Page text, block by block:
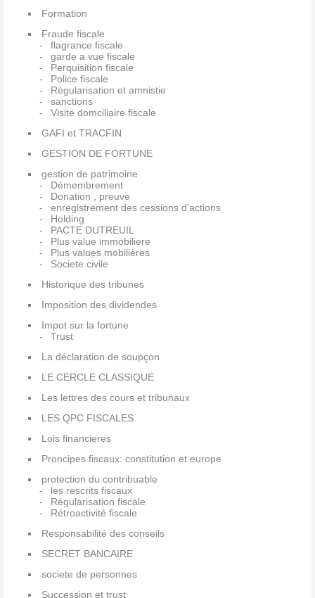
Formation
Fraude fiscale
flagrance fiscale
garde a vue fiscale
Perquisition fiscale
Police fiscale
Régularisation et amnistie
sanctions
Visite domciliaire fiscale
GAFI et TRACFIN
GESTION DE FORTUNE
gestion de patrimoine
Démembrement
Donation , preuve
enregistrement des cessions d'actions
Holding
PACTE DUTREUIL
Plus value immobiliere
Plus values mobilières
Societe civile
Historique des tribunes
Imposition des dividendes
Impot sur la fortune
Trust
La déclaration de soupçon
LE CERCLE CLASSIQUE
Les lettres des cours et tribunaux
LES QPC FISCALES
Lois financieres
Proncipes fiscaux: constitution et europe
protection du contribuable
les rescrits fiscaux
Régularisation fiscale
Rétroactivité fiscale
Responsabilité des conseils
SECRET BANCAIRE
societe de personnes
Succession et trust